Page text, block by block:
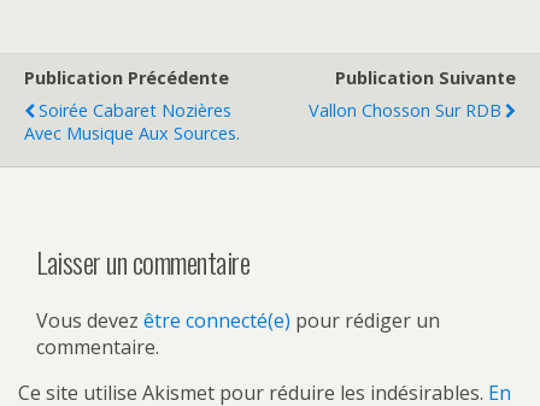
Publication Précédente
Soirée Cabaret Nozières
Avec Musique Aux Sources.
Publication Suivante
Vallon Chosson Sur RDB
Laisser un commentaire
Vous devez être connecté(e) pour rédiger un
commentaire.
Ce site utilise Akismet pour réduire les indésirables. En